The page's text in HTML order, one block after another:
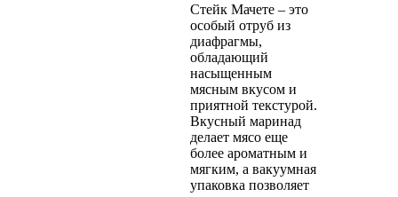
Стейк Мачете – это
особый отруб из
диафрагмы,
обладающий
насыщенным
мясным вкусом и
приятной текстурой.
Вкусный маринад
делает мясо еще
более ароматным и
мягким, а вакуумная
упаковка позволяет